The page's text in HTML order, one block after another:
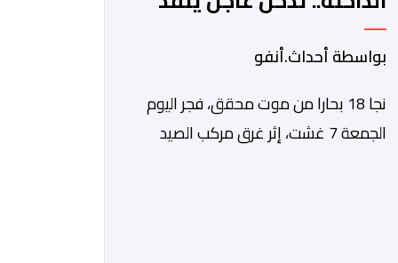
18 بحارا من الموت
بواسطة أحداث.أنفو
نجا 18 بحارا من موت محقق، فجر اليوم
الجمعة 7 غشت، إثر غرق مركب الصيد